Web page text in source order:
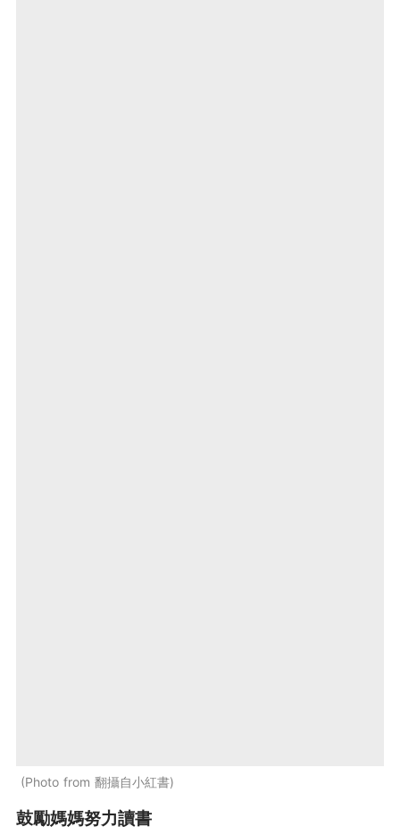
Photo from 翻攝自小紅書
鼓勵媽媽努力讀書